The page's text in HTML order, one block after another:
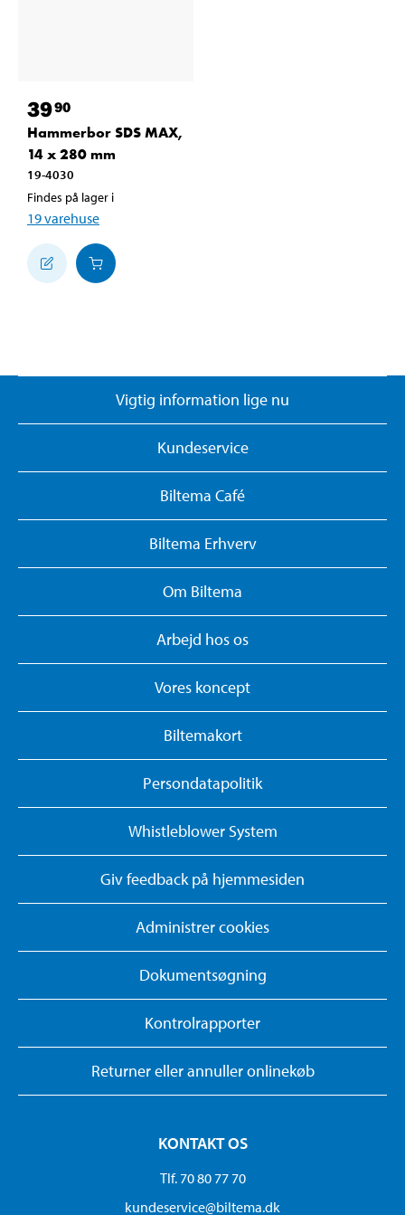
3990
Hammerbor SDS MAX,
14 x 280 mm
19-4030
Findes på lager i
19varehuse
Vigtig information lige nu
Kundeservice
Biltema Café
Biltema Erhverv
Om Biltema
Arbejd hos os
Vores koncept
Biltemakort
Persondatapolitik
Whistleblower System
Giv feedback på hjemmesiden
Administrer cookies
Dokumentsøgning
Kontrolrapporter
Returner eller annuller onlinekøb
KONTAKT OS
Tlf. 70 80 77 70
kundeservice@biltema.dk